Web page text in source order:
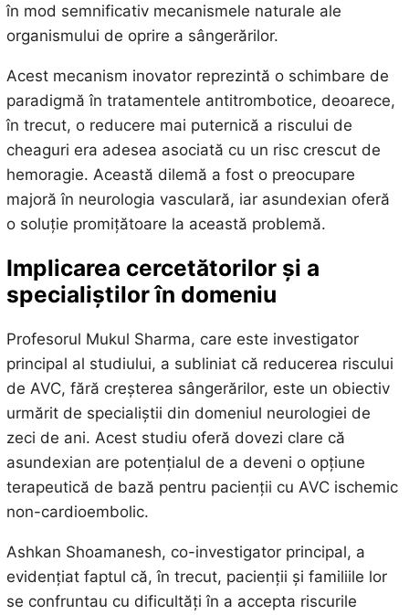
în mod semnificativ mecanismele naturale ale
organismului de oprire a sângerărilor.
Acest mecanism inovator reprezintă o schimbare de
paradigmă în tratamentele antitrombotice, deoarece,
în trecut, o reducere mai puternică a riscului de
cheaguri era adesea asociată cu un risc crescut de
hemoragie. Această dilemă a fost o preocupare
majoră în neurologia vasculară, iar asundexian oferă
o soluție promițătoare la această problemă.
Implicarea cercetătorilor și a
specialiștilor în domeniu
Profesorul Mukul Sharma, care este investigator
principal al studiului, a subliniat că reducerea riscului
de AVC, fără creșterea sângerărilor, este un obiectiv
urmărit de specialiștii din domeniul neurologiei de
zeci de ani. Acest studiu oferă dovezi clare că
asundexian are potențialul de a deveni o opțiune
terapeutică de bază pentru pacienții cu AVC ischemic
non-cardioembolic.
Ashkan Shoamanesh, co-investigator principal, a
evidențiat faptul că, în trecut, pacienții și familiile lor
se confruntau cu dificultăți în a accepta riscurile